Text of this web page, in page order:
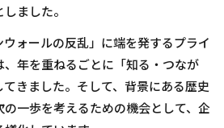
ました。
ォールの反乱」に端を発するプライ
、年を重ねるごとに「知る・つなが
きました。そして、背景にある歴史
一歩を考えるための機会として、企